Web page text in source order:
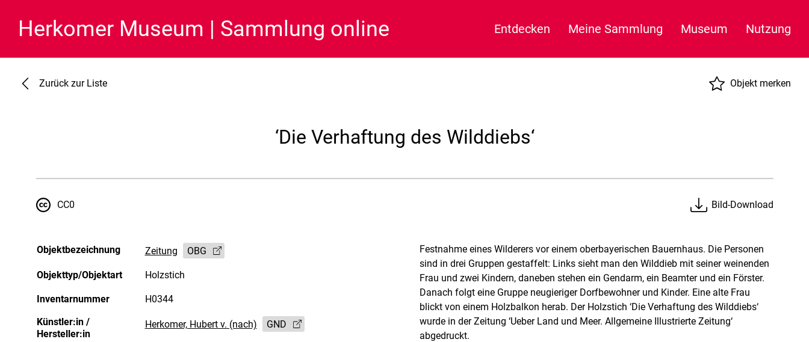
Herkomer Museum Sammlung online Entdecken Meine Sammlung Museum Nutzung
Zurück zur Liste Objekt merken
‘Die Verhaftung des Wilddiebs‘
CC0 Bild-Download
Objektbezeichnung Zeitung OBG
Objekttyp/Objektart Holzstich
Inventarnummer
H0344
Künstler:in /
Hersteller:in
Herkomer, Hubert v. (nach) GND
Festnahme eines Wilderers vor einem oberbayerischen Bauernhaus. Die Personen
sind in drei Gruppen gestaffelt: Links sieht man den Wilddieb mit seiner weinenden
Frau und zwei Kindern, daneben stehen ein Gendarm, ein Beamter und ein Förster.
Danach folgt eine Gruppe neugieriger Dorfbewohner und Kinder. Eine alte Frau
blickt von einem Holzbalkon herab. Der Holzstich ‘Die Verhaftung des Wilddiebs‘
wurde in der Zeitung ‘Ueber Land und Meer. Allgemeine Illustrierte Zeitung‘
abgedruckt.